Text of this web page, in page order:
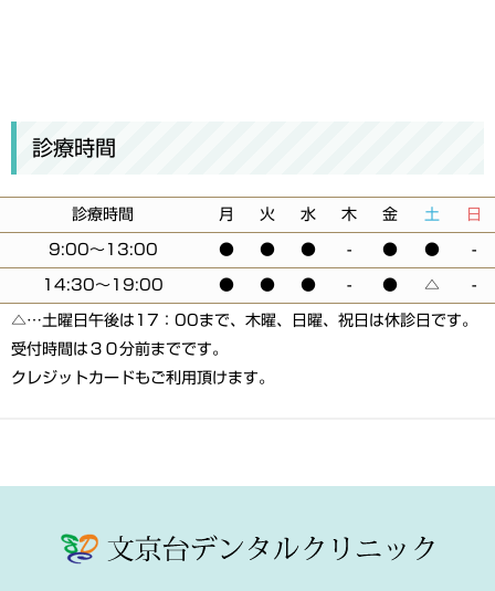
診療時間
診療時間 月 火 水 木 金 土 日
9:00〜13:00 ● ● ● - ● ● -
14:30〜19:00 ● ● ● - ● △ -
△…土曜日午後は17：00まで、木曜、日曜、祝日は休診日です。
受付時間は３０分前までです。
クレジットカードもご利用頂けます。